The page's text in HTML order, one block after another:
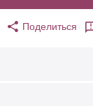
Поделиться